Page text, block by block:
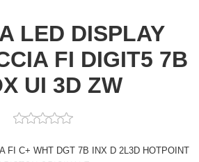
LED DISPLAY
FI DIGIT5 7B
UI 3D ZW
FI C+ WHT DGT 7B INX D 2L3D HOTPOINT